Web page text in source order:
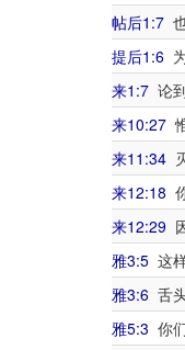
帖后1:7
提后1:6
来1:7 论
来10:27
来11:34
来12:18
来12:29
雅3:5 这
雅3:6 舌
雅5:3 你